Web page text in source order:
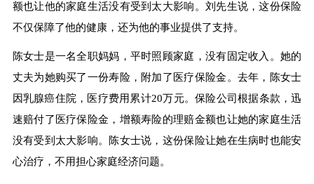
额也让他的家庭生活没有受到太大影响。刘先生说，这份保险
不仅保障了他的健康，还为他的事业提供了支持。
陈女士是一名全职妈妈，平时照顾家庭，没有固定收入。她的
丈夫为她购买了一份寿险，附加了医疗保险金。去年，陈女士
因乳腺癌住院，医疗费用累计20万元。保险公司根据条款，迅
速赔付了医疗保险金，增额寿险的理赔金额也让她的家庭生活
没有受到太大影响。陈女士说，这份保险让她在生病时也能安
心治疗，不用担心家庭经济问题。